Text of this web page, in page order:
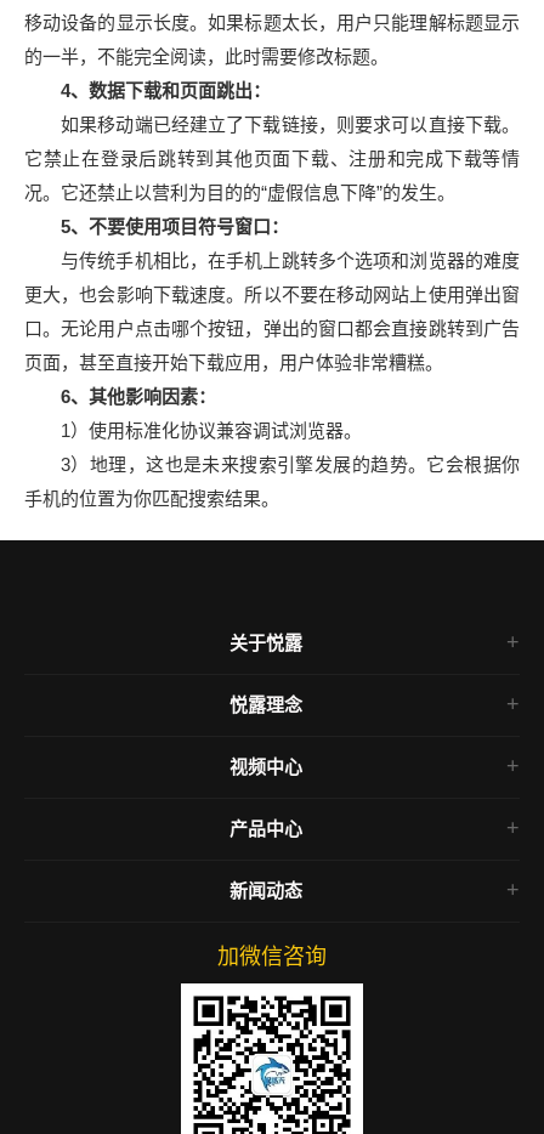
移动设备的显示长度。如果标题太长，用户只能理解标题显示
的一半，不能完全阅读，此时需要修改标题。
4、数据下载和页面跳出：
如果移动端已经建立了下载链接，则要求可以直接下载。
它禁止在登录后跳转到其他页面下载、注册和完成下载等情
况。它还禁止以营利为目的的“虚假信息下降”的发生。
5、不要使用项目符号窗口：
与传统手机相比，在手机上跳转多个选项和浏览器的难度
更大，也会影响下载速度。所以不要在移动网站上使用弹出窗
口。无论用户点击哪个按钮，弹出的窗口都会直接跳转到广告
页面，甚至直接开始下载应用，用户体验非常糟糕。
6、其他影响因素：
1）使用标准化协议兼容调试浏览器。
3）地理，这也是未来搜索引擎发展的趋势。它会根据你
手机的位置为你匹配搜索结果。
关于悦露
悦露介绍
悦露历程
悦露资质
悦露商学院
悦露理念
企业愿景
洞藏文化
合作理念
视频中心
悦露视频
开业视频
产品中心
古江春系列
洞藏存酒
产品活动
新闻动态
媒体聚焦
行业动态
酒类知识
加微信咨询